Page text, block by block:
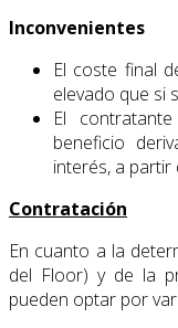
Inconvenientes
El coste final
elevado que si
El
beneficio
interés, a partir
Contratación
En cuanto a la
del Floor) y de la
pueden optar por